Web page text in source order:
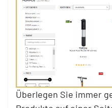
Überlegen Sie immer